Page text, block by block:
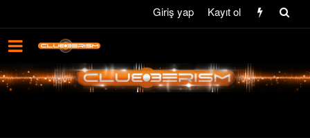
Giriş yap Kayıt ol